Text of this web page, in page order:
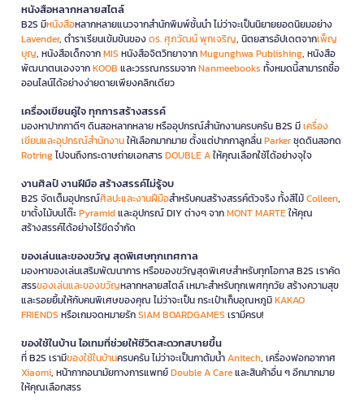
หนังสือหลากหลายสไตล์
B2S มีหนังสือหลากหลายแนวจากสำนักพิมพ์ชั้นนำ ไม่ว่าจะเป็นนิยายยอดนิยมอย่าง
Lavender, ตำราเรียนเข้มข้นของดร. ศุภวัฒน์ พุกเจริญ, นิตยสารอัปเดตจากเพ็ญ
บุญ, หนังสือเด็กจากMIS หนังสือจิตวิทยาจากMugunghwa Publishing, หนังสือ
พัฒนาตนเองจากKOOB และวรรณกรรมจากNanmeebooks ทั้งหมดนี้สามารถซื้อ
ออนไลน์ได้อย่างง่ายดายเพียงคลิกเดียว
เครื่องเขียนคู่ใจ ทุกการสร้างสรรค์
มองหาปากกาดีๆ ดินสอหลากหลาย หรืออุปกรณ์สำนักงานครบครัน B2S มีเครื่อง
เขียนและอุปกรณ์สำนักงานให้เลือกมากมาย ตั้งแต่ปากกาลูกลื่นParkerชุดดินสอกด
Rotringไปจนถึงกระดาษถ่ายเอกสารDOUBLE Aให้คุณเลือกใช้ได้อย่างจุใจ
งานศิลป์ งานฝีมือ สร้างสรรค์ไม่รู้จบ
B2S จัดเต็มอุปกรณ์ศิลปะและงานฝีมือสำหรับคนสร้างสรรค์ตัวจริง ทั้งสีไม้Colleen,
ขาตั้งไม้บนโต๊ะPyramidและอุปกรณ์ DIY ต่างๆ จากMONT MARTEให้คุณ
สร้างสรรค์ได้อย่างไร้ขีดจำกัด
ของเล่นและของขวัญ สุดพิเศษทุกเทศกาล
มองหาของเล่นเสริมพัฒนาการ หรือของขวัญสุดพิเศษสำหรับทุกโอกาส B2S เราคัด
สรรของเล่นและของขวัญหลากหลายสไตล์ เหมาะสำหรับทุกเพศทุกวัย สร้างความสุข
และรอยยิ้มให้กับคนพิเศษของคุณ ไม่ว่าจะเป็น กระเป๋าเก็บอุณหภูมิKAKAO
FRIENDS หรือเกมจดหมายรักSIAM BOARDGAMES เรามีครบ!
ของใช้ในบ้าน ไอเทมที่ช่วยให้ชีวิตสะดวกสบายขึ้น
ที่ B2S เรามีของใช้ในบ้านครบครัน ไม่ว่าจะเป็นกาต้มน้ำAnitech, เครื่องฟอกอากาศ
Xiaomi, หน้ากากอนามัยทางการแพทย์Double A Careและสินค้าอื่น ๆ อีกมากมาย
ให้คุณเลือกสรร